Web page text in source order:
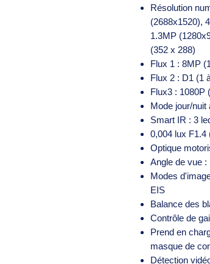
Résolution
(2688x1520),
1.3MP
(352 x 288)
Flux 1 : 8MP
Flux 2 : D1 (1
Flux3 : 1080P
Mode jour/
Smart IR : 3
0,004 lux F1.4
Optique
Angle de vue :
Modes
EIS
Balance des
Contrôle de
Prend en
masque de
Détection